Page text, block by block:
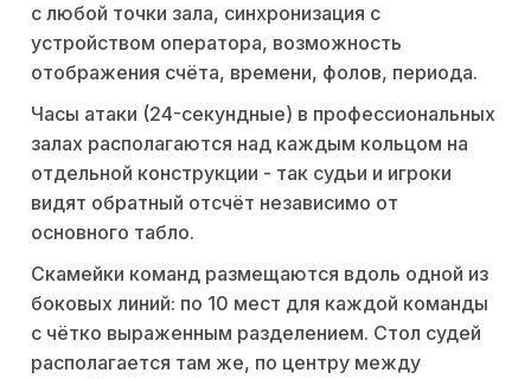
с любой точки зала, синхронизация с
устройством оператора, возможность
отображения счёта, времени, фолов, периода.
Часы атаки (24-секундные) в профессиональных
залах располагаются над каждым кольцом на
отдельной конструкции - так судьи и игроки
видят обратный отсчёт независимо от
основного табло.
Скамейки команд размещаются вдоль одной из
боковых линий: по 10 мест для каждой команды
с чётко выраженным разделением. Стол судей
располагается там же, по центру между